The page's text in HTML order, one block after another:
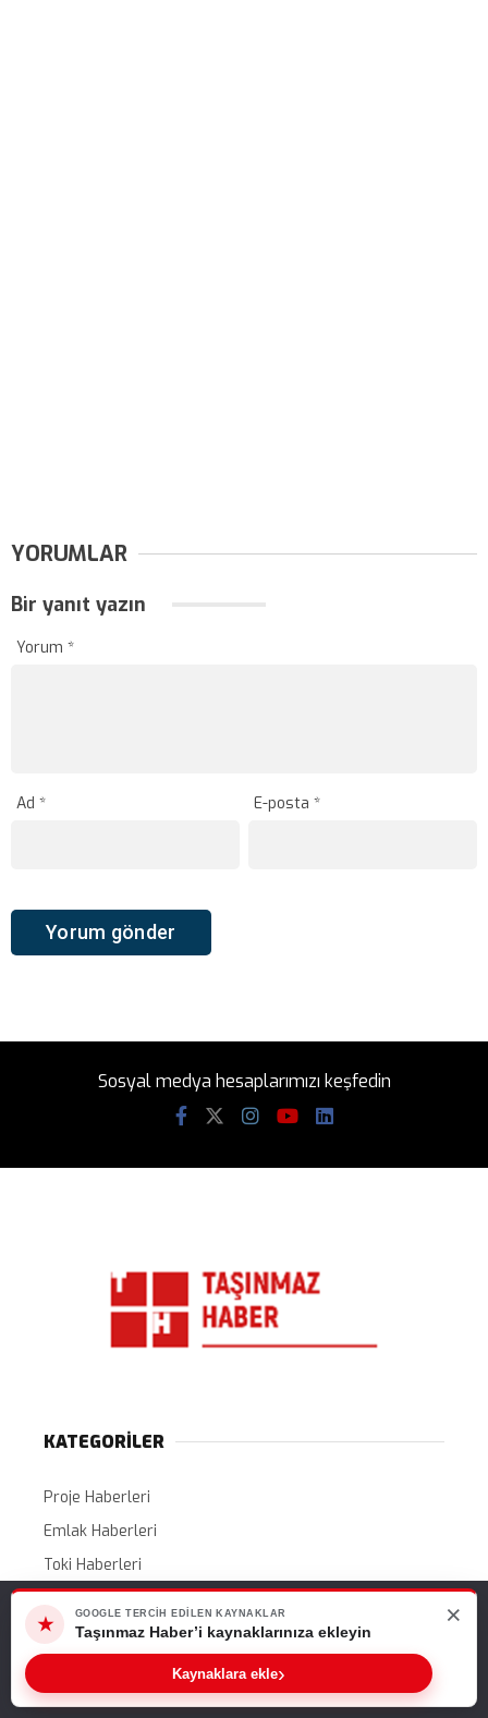
YORUMLAR
Bir yanıt yazın
Yorum *
Ad * E-posta*
Sosyal medya hesaplarımızı keşfedin
KATEGORİLER
Proje Haberleri
Emlak Haberleri
Toki Haberleri
Gündem
Ekonomi
İhaleler
Web sitemizde size en iyi deneyimi sunabilmemiz için çerezleri
kullanıyoruz. Bu siteyi kullanmaya devam ederseniz, bunu kabul
ettiğinizi varsayarız.
Tamam
★
GOOGLE TERCIH EDILEN KAYNAKLAR
Taşınmaz Haber’i kaynaklarınıza ekleyin
Kaynaklara ekle›
×